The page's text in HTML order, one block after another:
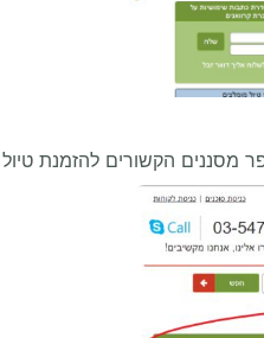
מסננים הקשורים להזמנת טיול